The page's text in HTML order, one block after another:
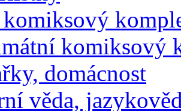
komiksový
domácnost
věda,